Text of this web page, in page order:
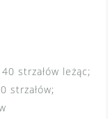
strzałów leżąc;
strzałów;